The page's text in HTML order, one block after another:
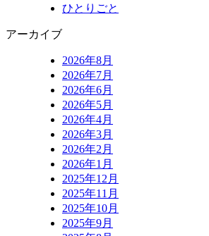
ひとりごと
アーカイブ
2026年8月
2026年7月
2026年6月
2026年5月
2026年4月
2026年3月
2026年2月
2026年1月
2025年12月
2025年11月
2025年10月
2025年9月